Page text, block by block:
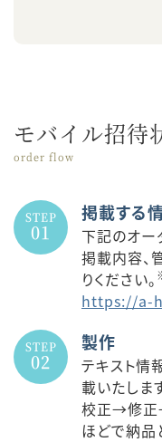
モバイル招待
order flow
STEP
01
掲載する
下記のオー
掲載内容、
りください。
https://a-
STEP
02
製作
テキスト情
載いたしま
校正→修正
ほどで納品